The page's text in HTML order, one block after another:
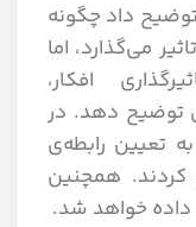
داد چگونه
می‌گذارد، اما
افکار،
توضیح دهد. در
تعیین رابطه‌ی
کردند. همچنین
خواهد شد.